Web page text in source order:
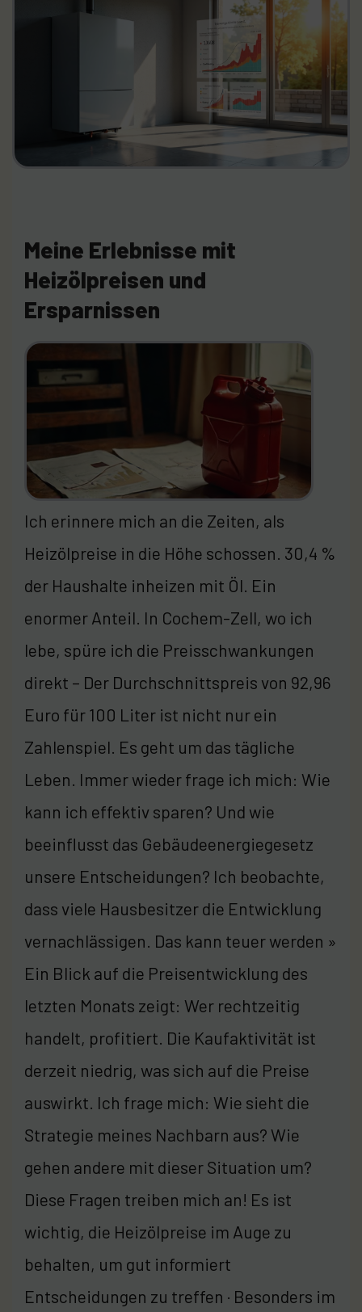
Meine Erlebnisse mit
Heizölpreisen und
Ersparnissen
Ich erinnere mich an die Zeiten, als
Heizölpreise in die Höhe schossen. 30,4 %
der Haushalte inheizen mit Öl. Ein
enormer Anteil. In Cochem-Zell, wo ich
lebe, spüre ich die Preisschwankungen
direkt – Der Durchschnittspreis von 92,96
Euro für 100 Liter ist nicht nur ein
Zahlenspiel. Es geht um das tägliche
Leben. Immer wieder frage ich mich: Wie
kann ich effektiv sparen? Und wie
beeinflusst das Gebäudeenergiegesetz
unsere Entscheidungen? Ich beobachte,
dass viele Hausbesitzer die Entwicklung
vernachlässigen. Das kann teuer werden »
Ein Blick auf die Preisentwicklung des
letzten Monats zeigt: Wer rechtzeitig
handelt, profitiert. Die Kaufaktivität ist
derzeit niedrig, was sich auf die Preise
auswirkt. Ich frage mich: Wie sieht die
Strategie meines Nachbarn aus? Wie
gehen andere mit dieser Situation um?
Diese Fragen treiben mich an! Es ist
wichtig, die Heizölpreise im Auge zu
behalten, um gut informiert
Entscheidungen zu treffen · Besonders im